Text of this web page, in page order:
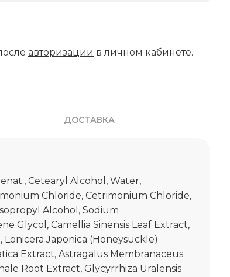
авторизации в личном кабинете.
ДОСТАВКА
Cetearyl Alcohol, Water,
Chloride, Cetrimonium Chloride,
Alcohol, Sodium
Glycol, Camellia Sinensis Leaf Extract,
Japonica (Honeysuckle)
Extract, Astragalus Membranaceus
Root Extract, Glycyrrhiza Uralensis